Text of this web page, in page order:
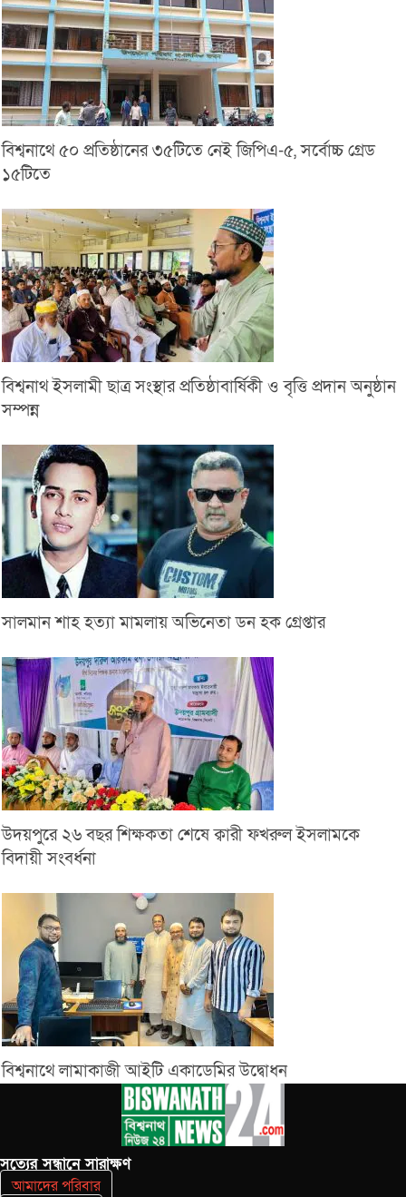
বিশ্বনাথে ৫০ প্রতিষ্ঠানের ৩৫টিতে নেই জিপিএ-৫, সর্বোচ্চ গ্রেড
১৫টিতে
বিশ্বনাথ ইসলামী ছাত্র সংস্থার প্রতিষ্ঠাবার্ষিকী ও বৃত্তি প্রদান অনুষ্ঠান
সম্পন্ন
সালমান শাহ হত্যা মামলায় অভিনেতা ডন হক গ্রেপ্তার
উদয়পুরে ২৬ বছর শিক্ষকতা শেষে ক্বারী ফখরুল ইসলামকে
বিদায়ী সংবর্ধনা
বিশ্বনাথে লামাকাজী আইটি একাডেমির উদ্বোধন
সত‌্যের সন্ধানে সারাক্ষণ
আমাদের পরিবার